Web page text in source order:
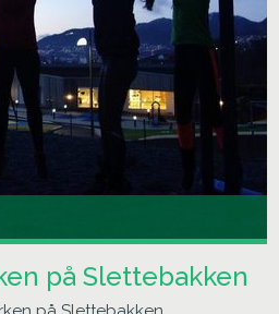
på Slettebakken